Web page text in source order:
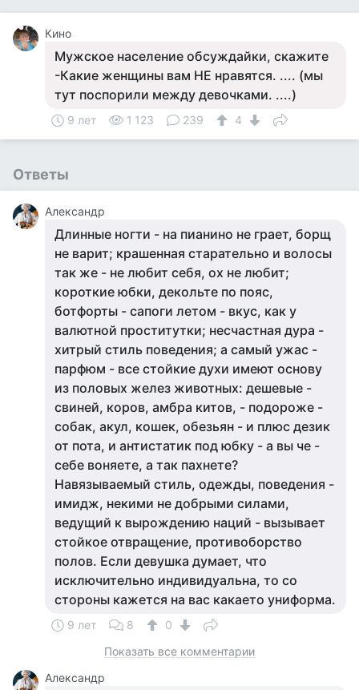
Кино
Мужское население обсуждайки, скажите
-Какие женщины вам НЕ нравятся. .... (мы
тут поспорили между девочками. ....)
9 лет 1 123 239 4
Ответы
Александр
Длинные ногти - на пианино не грает, борщ
не варит; крашенная старательно и волосы
так же - не любит себя, ох не любит;
короткие юбки, декольте по пояс,
ботфорты - сапоги летом - вкус, как у
валютной проститутки; несчастная дура -
хитрый стиль поведения; а самый ужас -
парфюм - все стойкие духи имеют основу
из половых желез животных: дешевые -
свиней, коров, амбра китов, - подороже -
собак, акул, кошек, обезьян - и плюс дезик
от пота, и антистатик под юбку - а вы че -
себе воняете, а так пахнете?
Навязываемый стиль, одежды, поведения -
имидж, некими не добрыми силами,
ведущий к вырождению наций - вызывает
стойкое отвращение, противоборство
полов. Если девушка думает, что
исключительно индивидуальна, то со
стороны кажется на вас какаето униформа.
9 лет 8
0
Показать все комментарии
Александр